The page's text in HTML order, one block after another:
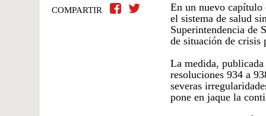
COMPARTIR
En un nuevo
el sistema de salud
Superintendencia de
de situación de crisis
La medida,
resoluciones 934 a
severas
pone en jaque la